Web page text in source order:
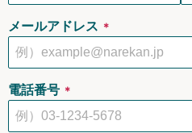
メールアドレス ＊
電話番号 ＊